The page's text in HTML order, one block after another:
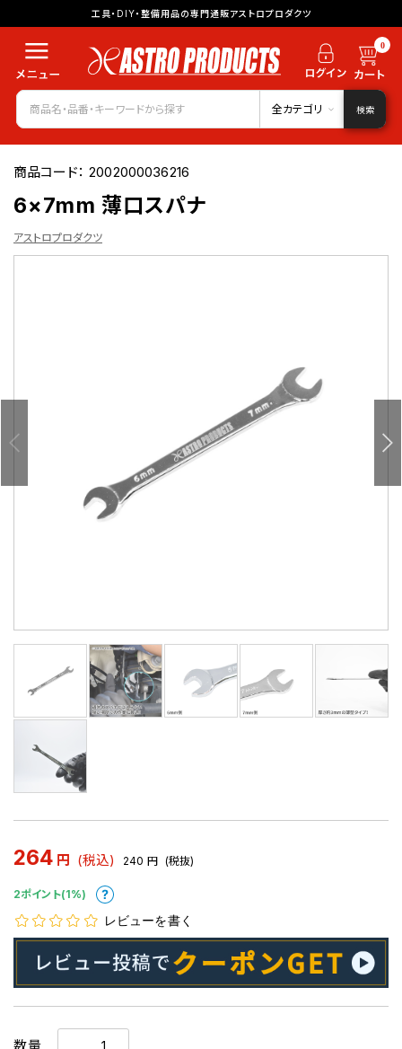
工具・DIY・整備用品の専門通販アストロプロダクツ
0
全カテゴリ 検索
商品コード：2002000036216
6×7mm 薄口スパナ
アストロプロダクツ
264 円 (税込) 240 円 (税抜)
2ポイント(1%)
レビューを書く